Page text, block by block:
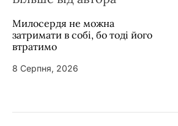
Милосердя не можна
затримати в собі, бо тоді його
втратимо
8 Серпня, 2026